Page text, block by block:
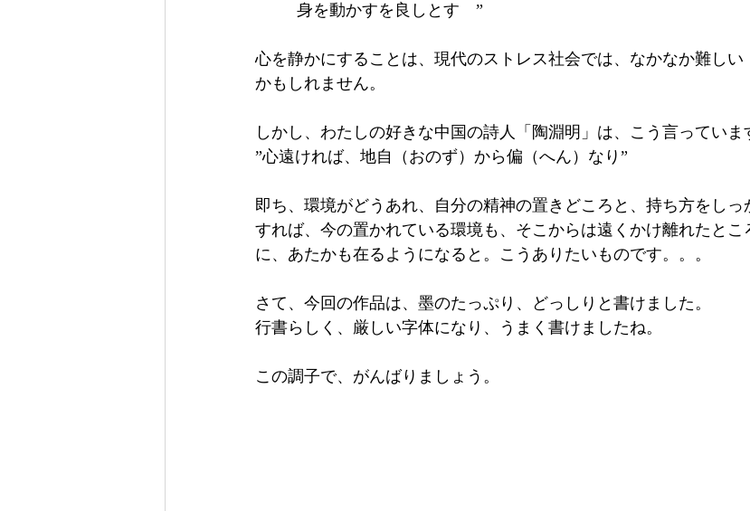
身を動かすを良しとす　”
心を静かにすることは、現代のストレス社会では、なかなか難しい
かもしれません。
しかし、わたしの好きな中国の詩人「陶淵明」は、こう言っていま
”心遠ければ、地自（おのず）から偏（へん）なり”
即ち、環境がどうあれ、自分の精神の置きどころと、持ち方をしっ
すれば、今の置かれている環境も、そこからは遠くかけ離れたとこ
に、あたかも在るようになると。こうありたいものです。。。
さて、今回の作品は、墨のたっぷり、どっしりと書けました。
行書らしく、厳しい字体になり、うまく書けましたね。
この調子で、がんばりましょう。